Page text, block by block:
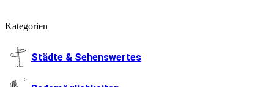
Kategorien
Städte & Sehenswertes